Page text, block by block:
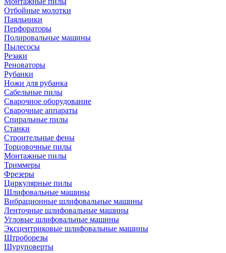
Отбойные молотки
Паяльники
Перфораторы
Полировальные машины
Пылесосы
Резаки
Реноваторы
Рубанки
Ножи для рубанка
Сабельные пилы
Сварочное оборудование
Сварочные аппараты
Спиральные пилы
Станки
Строительные фены
Торцовочные пилы
Монтажные пилы
Триммеры
Фрезеры
Циркулярные пилы
Шлифовальные машины
Вибрационные шлифовальные машины
Ленточные шлифовальные машины
Угловые шлифовальные машины
Эксцентриковые шлифовальные машины
Штроборезы
Шуруповерты